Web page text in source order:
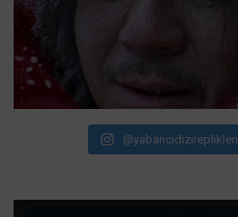
@yabancidizireplikleri